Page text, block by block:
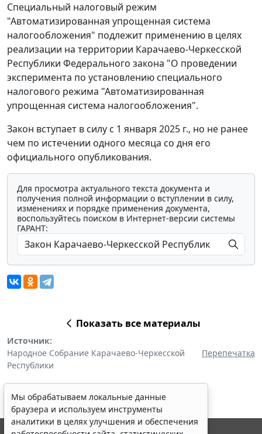
Специальный налоговый режим
"Автоматизированная упрощенная система
налогообложения" подлежит применению в целях
реализации на территории Карачаево-Черкесской
Республики Федерального закона "О проведении
эксперимента по установлению специального
налогового режима "Автоматизированная
упрощенная система налогообложения".
Закон вступает в силу с 1 января 2025 г., но не ранее
чем по истечении одного месяца со дня его
официального опубликования.
Для просмотра актуального текста документа и
получения полной информации о вступлении в силу,
изменениях и порядке применения документа,
воспользуйтесь поиском в Интернет-версии системы
ГАРАНТ:
Показать все материалы
Источник:
Народное Собрание Карачаево-Черкесской
Республики
Перепечатка
Мы обрабатываем локальные данные
браузера и используем инструменты
аналитики в целях улучшения и обеспечения